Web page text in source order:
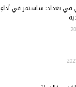
في بغداد: ساستمر في أداءِ